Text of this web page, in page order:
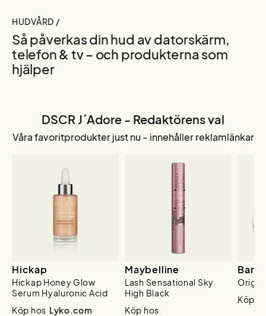
HUDVÅRD /
Så påverkas din hud av datorskärm,
telefon & tv – och produkterna som
hjälper
DSCR J´Adore - Redaktörens val
Våra favoritprodukter just nu - innehåller reklamlänkar
Hickap
Hickap Honey Glow
Serum Hyaluronic Acid
Köp hos Lyko.com
Maybelline
Lash Sensational Sky
High Black
Köp hos
Köp